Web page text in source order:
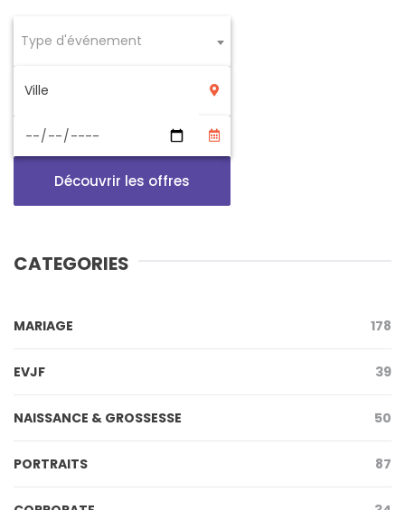
Type d'événement
Découvrir les offres
CATEGORIES
MARIAGE 178
EVJF 39
NAISSANCE & GROSSESSE 50
PORTRAITS 87